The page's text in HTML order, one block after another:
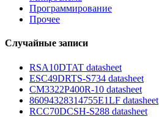
Программирование
Прочее
Случайные записи
RSA10DTAT datasheet
ESC49DRTS-S734 datasheet
CM3322P400R-10 datasheet
86094328314755E1LF datasheet
RCC70DCSH-S288 datasheet